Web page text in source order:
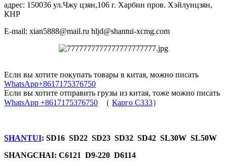
адрес: 150036 ул.Чжу цзян,106 г. Харбин пров. Хэйлунцзян,
КНР
E-mail: xian5888@mail.ru hljd@shantui-xcmg.com
Если вы хотите покупать товары в китая, можно писать
WhatsApp+8617175376750
Если вы хотите отправить грузы из китая, тоже можно писать
WhatsApp +8617175376750 （ Карго C333）
SHANTUI: SD16 SD22 SD23 SD32 SD42 SL30W SL50W
SHANGCHAI: C6121 D9-220 D6114